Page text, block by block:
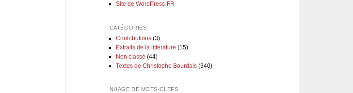
Site de WordPress-FR
CATÉGORIES
Contributions(3)
Extraits de la littérature (15)
Non classé (44)
Textes de Christophe Bourdais(340)
NUAGE DE MOTS-CLEFS